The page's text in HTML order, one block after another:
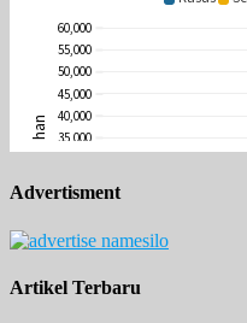
Advertisment
Artikel Terbaru